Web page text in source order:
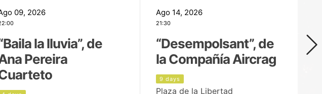
09, 2026
la lluvia”, de
Pereira
Ago 14, 2026
21:30
“Desempolsant”, de
la Compañía Aircrag
9 days
Plaza de la Libertad